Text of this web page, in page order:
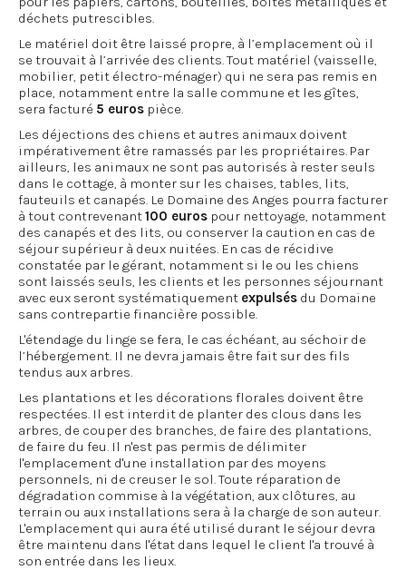
déchets putrescibles.
Le matériel doit être laissé propre, à l’emplacement où il
se trouvait à l’arrivée des clients. Tout matériel (vaisselle,
mobilier, petit électro-ménager) qui ne sera pas remis en
place, notamment entre la salle commune et les gîtes,
sera facturé 5 euros pièce.
Les déjections des chiens et autres animaux doivent
impérativement être ramassés par les propriétaires. Par
ailleurs, les animaux ne sont pas autorisés à rester seuls
dans le cottage, à monter sur les chaises, tables, lits,
fauteuils et canapés. Le Domaine des Anges pourra facturer
à tout contrevenant100 euros pour nettoyage, notamment
des canapés et des lits, ou conserver la caution en cas de
séjour supérieur à deux nuitées. En cas de récidive
constatée par le gérant, notamment si le ou les chiens
sont laissés seuls, les clients et les personnes séjournant
avec eux seront systématiquement expulsés du Domaine
sans contrepartie financière possible.
L'étendage du linge se fera, le cas échéant, au séchoir de
l’hébergement. Il ne devra jamais être fait sur des fils
tendus aux arbres.
Les plantations et les décorations florales doivent être
respectées. Il est interdit de planter des clous dans les
arbres, de couper des branches, de faire des plantations,
de faire du feu. Il n'est pas permis de délimiter
l'emplacement d'une installation par des moyens
personnels, ni de creuser le sol. Toute réparation de
dégradation commise à la végétation, aux clôtures, au
terrain ou aux installations sera à la charge de son auteur.
L'emplacement qui aura été utilisé durant le séjour devra
être maintenu dans l'état dans lequel le client l'a trouvé à
son entrée dans les lieux.